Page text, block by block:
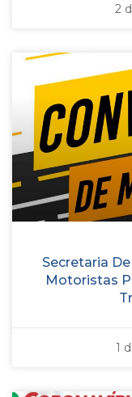
2
Secretaria
Motoristas
1